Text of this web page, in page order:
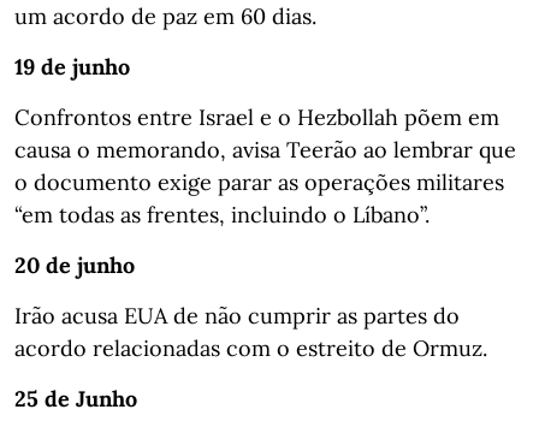
um acordo de paz em 60 dias.
19 de junho
Confrontos entre Israel e o Hezbollah põem em
causa o memorando, avisa Teerão ao lembrar que
o documento exige parar as operações militares
“em todas as frentes, incluindo o Líbano”.
20 de junho
Irão acusa EUA de não cumprir as partes do
acordo relacionadas com o estreito de Ormuz.
25 de Junho